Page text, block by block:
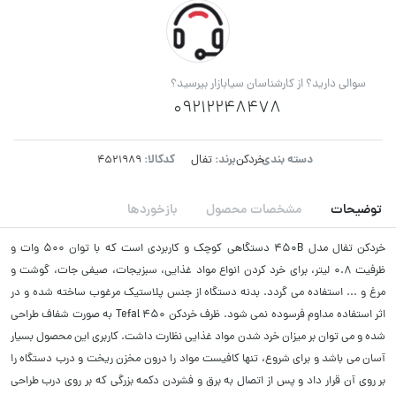
سوالی دارید؟ از کارشناسان سیابازار بپرسید؟
09212248478
دسته بندی:خردکنبرند:تفال کدکالا:
توضیحات مشخصات محصول بازخوردها
خردکن تفال مدل 450B دستگاهی کوچک و کاربردی است که با توان 500 وات و
ظرفیت 0.8 لیتر، برای خرد کردن انواع مواد غذایی، سبزیجات، صیفی جات، گوشت و
مرغ و ... استفاده می گردد. بدنه دستگاه از جنس پلاستیک مرغوب ساخته شده و در
اثر استفاده مداوم فرسوده نمی شود. ظرف خردکن Tefal 450 به صورت شفاف طراحی
شده و می توان بر میزان خرد شدن مواد غذایی نظارت داشت. کاربری این محصول بسیار
آسان می باشد و برای شروع، تنها کافیست مواد را درون مخزن ریخت و درب دستگاه را
بر روی آن قرار داد و پس از اتصال به برق و فشردن دکمه بزرگی که بر روی درب طراحی